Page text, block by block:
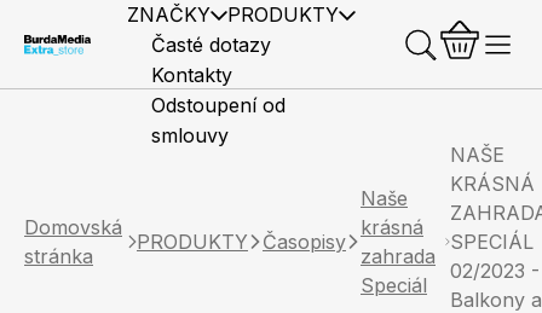
ZNAČKY PRODUKTY
Burda Style
Časopisy
Časté dotazy
Kontakty
Odstoupení od
smlouvy
Domovská
stránka
PRODUKTY Časopisy
Naše
krásná
zahrada
Speciál
NAŠE
KRÁSNÁ
SPECIÁL
02/2023 -
Balkony a